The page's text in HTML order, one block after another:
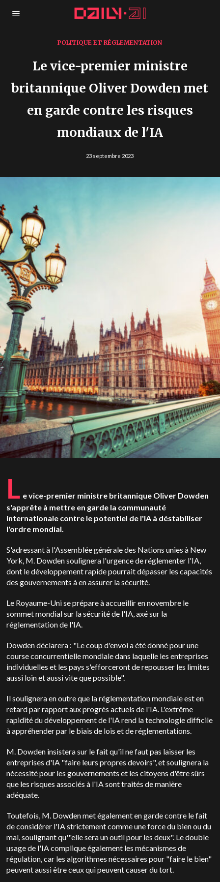
POLITIQUE ET RÉGLEMENTATION
Le vice-premier ministre
britannique Oliver Dowden met
en garde contre les risques
mondiaux de l'IA
23 septembre 2023
L e vice-premier ministre britannique Oliver Dowden
s'apprête à mettre en garde la communauté
internationale contre le potentiel de l'IA à déstabiliser
l'ordre mondial.
S'adressant à l'Assemblée générale des Nations unies à New
York, M. Dowden soulignera l'urgence de réglementer l'IA,
dont le développement rapide pourrait dépasser les capacités
des gouvernements à en assurer la sécurité.
Le Royaume-Uni se prépare à accueillir en novembre le
sommet mondial sur la sécurité de l'IA, axé sur la
réglementation de l'IA.
Dowden déclarera : "Le coup d'envoi a été donné pour une
course concurrentielle mondiale dans laquelle les entreprises
individuelles et les pays s'efforceront de repousser les limites
aussi loin et aussi vite que possible".
Il soulignera en outre que la réglementation mondiale est en
retard par rapport aux progrès actuels de l'IA. L'extrême
rapidité du développement de l'IA rend la technologie difficile
à appréhender par le biais de lois et de réglementations.
M. Dowden insistera sur le fait qu'il ne faut pas laisser les
entreprises d'IA "faire leurs propres devoirs", et soulignera la
nécessité pour les gouvernements et les citoyens d'être sûrs
que les risques associés à l'IA sont traités de manière
adéquate.
Toutefois, M. Dowden met également en garde contre le fait
de considérer l'IA strictement comme une force du bien ou du
mal, soulignant qu'"elle sera un outil pour les deux". Le double
usage de l'IA complique également les mécanismes de
régulation, car les algorithmes nécessaires pour "faire le bien"
peuvent aussi être ceux qui peuvent causer du tort.